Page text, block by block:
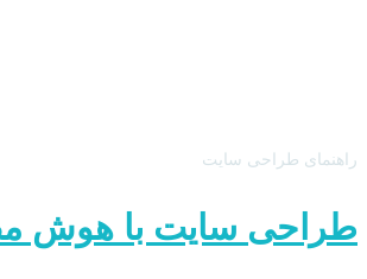
راهنمای طراحی سایت
طراحی سایت با هوش